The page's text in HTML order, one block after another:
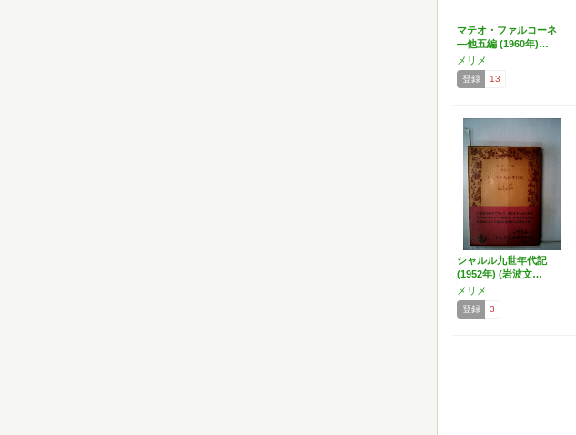
マテオ・ファルコーネ
―他五編 (1960年)…
メリメ
登録 13
シャルル九世年代記
(1952年) (岩波文…
メリメ
登録 3